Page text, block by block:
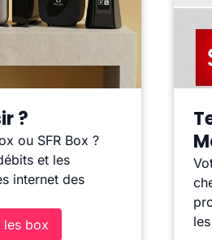
?
ou SFR Box ?
et les
internet des
les box